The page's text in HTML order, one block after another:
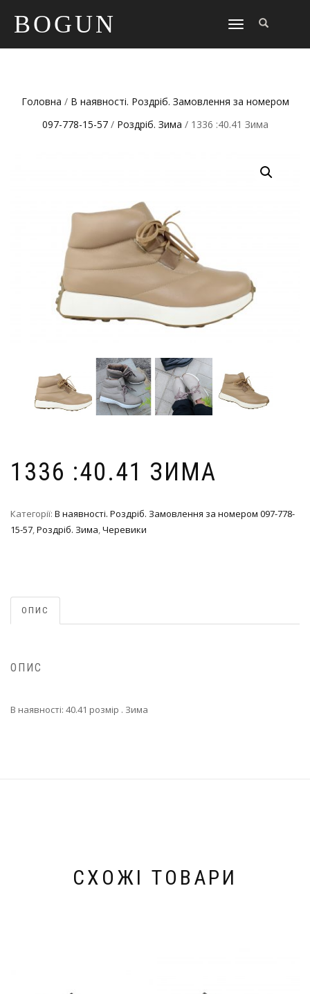
BOGUN
TOGGLE
Головна / В наявності. Роздріб. Замовлення за номером
097-778-15-57/ Роздріб. Зима / 1336 :40.41 Зима
1336 :40.41 ЗИМА
Категорії: В наявності. Роздріб. Замовлення за номером 097-778-
15-57,Роздріб. Зима,Черевики
ОПИС
ОПИС
В наявності: 40.41 розмір . Зима
СХОЖІ ТОВАРИ